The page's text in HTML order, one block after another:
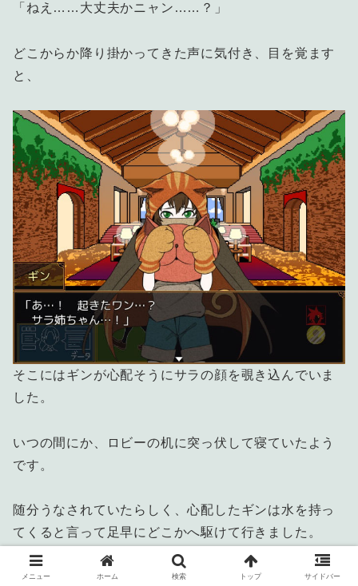
「ねえ……大丈夫かニャン……？」
どこからか降り掛かってきた声に気付き、目を覚ます
と、
そこにはギンが心配そうにサラの顔を覗き込んでいま
した。
いつの間にか、ロビーの机に突っ伏して寝ていたよう
です。
随分うなされていたらしく、心配したギンは水を持っ
てくると言って足早にどこかへ駆けて行きました。
メニュー ホーム 検索 トップ サイドバー